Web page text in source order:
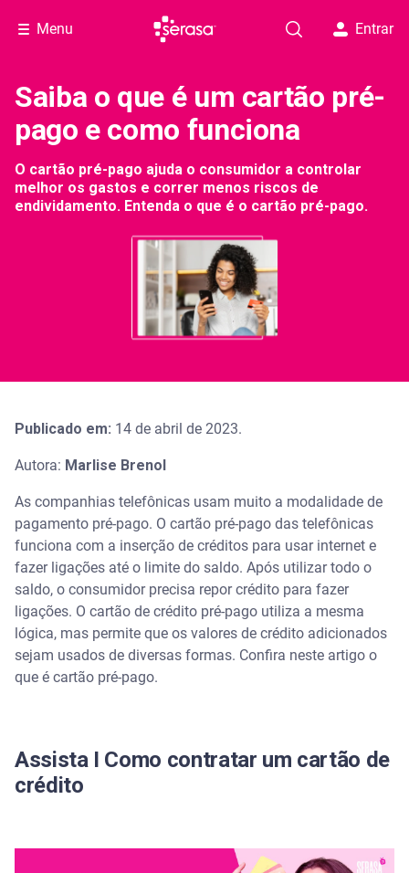
Menu Entrar
Saiba o que é um cartão pré-
pago e como funciona
O cartão pré-pago ajuda o consumidor a controlar
melhor os gastos e correr menos riscos de
endividamento. Entenda o que é o cartão pré-pago.
Publicado em: 14 de abril de 2023.
Autora: Marlise Brenol
As companhias telefônicas usam muito a modalidade de
pagamento pré-pago. O cartão pré-pago das telefônicas
funciona com a inserção de créditos para usar internet e
fazer ligações até o limite do saldo. Após utilizar todo o
saldo, o consumidor precisa repor crédito para fazer
ligações. O cartão de crédito pré-pago utiliza a mesma
lógica, mas permite que os valores de crédito adicionados
sejam usados de diversas formas. Confira neste artigo o
que é cartão pré-pago.
Assista I Como contratar um cartão de
crédito